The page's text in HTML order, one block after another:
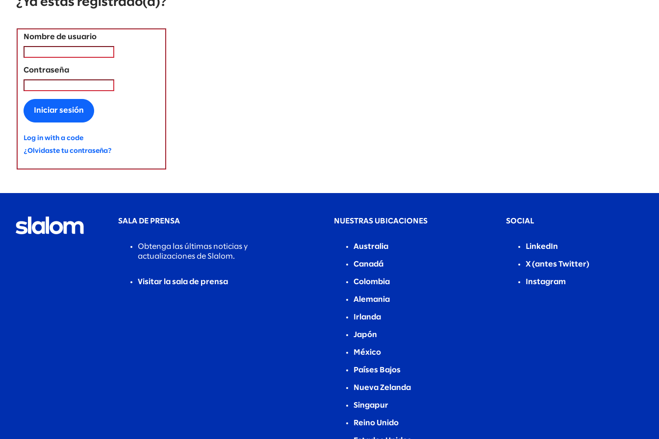
Nombre de usuario
Contraseña
Iniciar sesión
Log in with a code
¿Olvidaste tu contraseña?
SALA DE PRENSA
Obtenga las últimas noticias y
actualizaciones de Slalom.
Visitar la sala de prensa
NUESTRAS UBICACIONES
Australia
Canadá
Colombia
Alemania
Irlanda
Japón
México
Países Bajos
Nueva Zelanda
Singapur
Reino Unido
SOCIAL
LinkedIn
X (antes Twitter)
Instagram